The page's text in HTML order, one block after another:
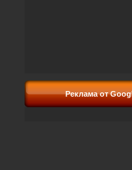
Реклама от